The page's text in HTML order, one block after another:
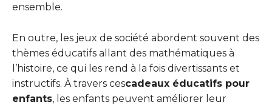
ensemble.
En outre, les jeux de société abordent souvent des
thèmes éducatifs allant des mathématiques à
l’histoire, ce qui les rend à la fois divertissants et
instructifs. À travers cescadeaux éducatifs pour
enfants, les enfants peuvent améliorer leur